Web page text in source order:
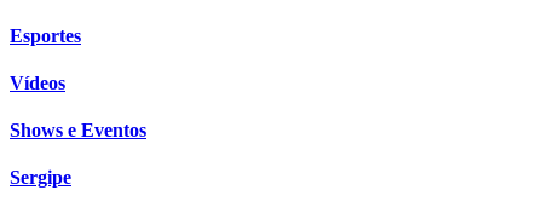
Esportes
Vídeos
Shows e Eventos
Sergipe